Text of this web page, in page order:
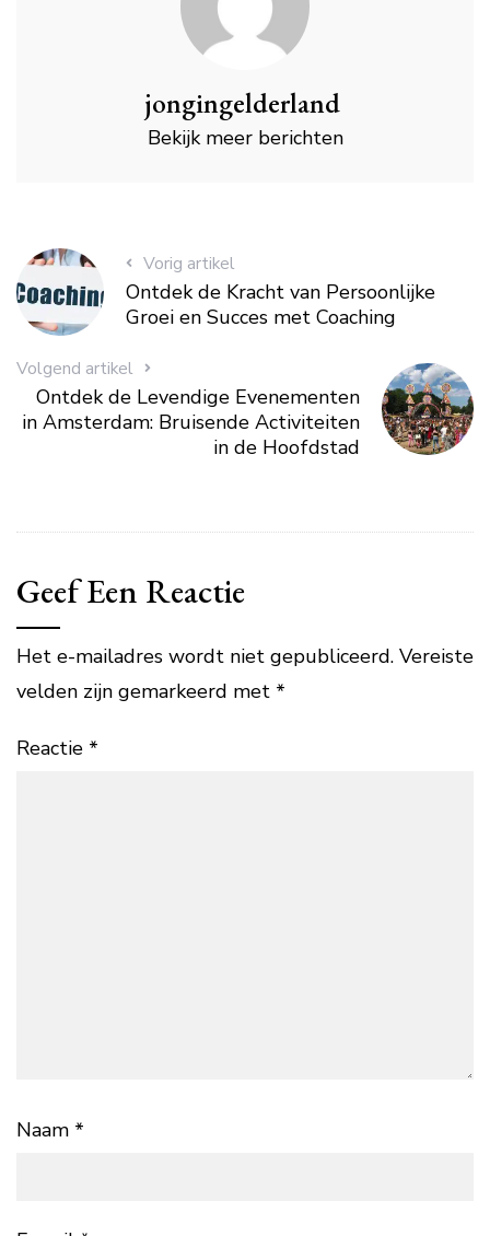
jongingelderland
Bekijk meer berichten
Vorig artikel
Ontdek de Kracht van Persoonlijke
Groei en Succes met Coaching
Volgend artikel
Ontdek de Levendige Evenementen
in Amsterdam: Bruisende Activiteiten
in de Hoofdstad
Geef Een Reactie
Het e-mailadres wordt niet gepubliceerd. Vereiste
velden zijn gemarkeerd met *
Reactie *
Naam *